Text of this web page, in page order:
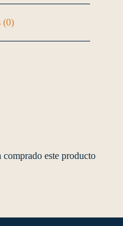
(0)
comprado este producto